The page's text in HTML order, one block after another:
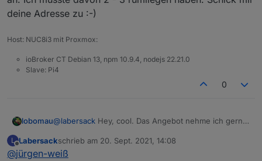
deine Adresse zu :-)
Host: NUC8i3 mit Proxmox:
ioBroker CT Debian 13, npm 10.9.4, nodejs 22.21.0
Slave: Pi4
0
lobomau@labersack Hey, cool. Das Angebot nehme ich gerne
mir deine Adresse zu :-)
L
Offline
Labersackschrieb am 20. Sept. 2021, 14:08
zuletzt editiert von
@jürgen-weiß